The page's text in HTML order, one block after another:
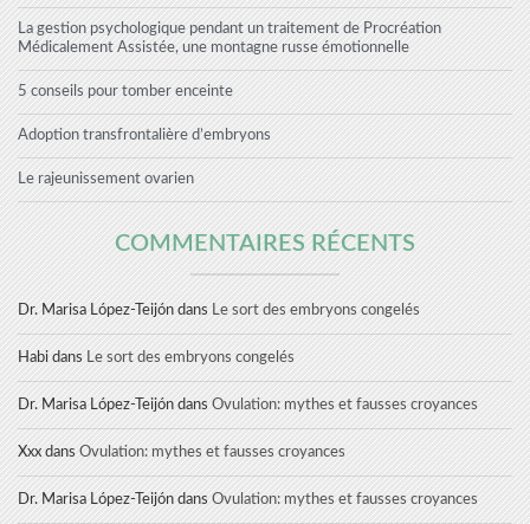
La gestion psychologique pendant un traitement de Procréation
Médicalement Assistée, une montagne russe émotionnelle
5 conseils pour tomber enceinte
Adoption transfrontalière d’embryons
Le rajeunissement ovarien
COMMENTAIRES RÉCENTS
Dr. Marisa López-Teijón dans Le sort des embryons congelés
HabidansLe sort des embryons congelés
Dr. Marisa López-Teijón dans Ovulation: mythes et fausses croyances
XxxdansOvulation: mythes et fausses croyances
Dr. Marisa López-Teijón dans Ovulation: mythes et fausses croyances